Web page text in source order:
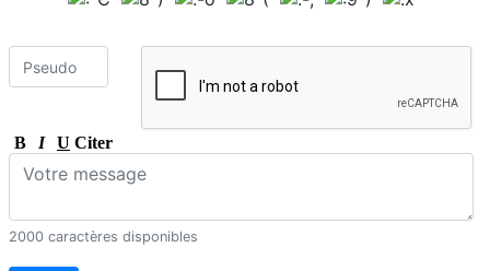
B I U Citer
2000 caractères disponibles